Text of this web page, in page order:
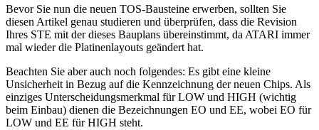
Bevor Sie nun die neuen TOS-Bausteine erwerben, sollten Sie
diesen Artikel genau studieren und überprüfen, dass die Revision
Ihres STE mit der dieses Bauplans übereinstimmt, da ATARI immer
mal wieder die Platinenlayouts geändert hat.
Beachten Sie aber auch noch folgendes: Es gibt eine kleine
Unsicherheit in Bezug auf die Kennzeichnung der neuen Chips. Als
einziges Unterscheidungsmerkmal für LOW und HIGH (wichtig
beim Einbau) dienen die Bezeichnungen EO und EE, wobei EO für
LOW und EE für HIGH steht.